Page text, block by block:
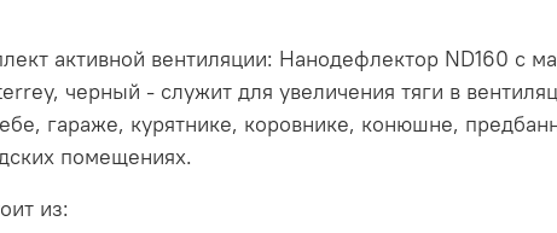
активной вентиляции: Нанодефлектор ND160 с
черный - служит для увеличения тяги в
гараже, курятнике, коровнике, конюшне,
помещениях.
из: